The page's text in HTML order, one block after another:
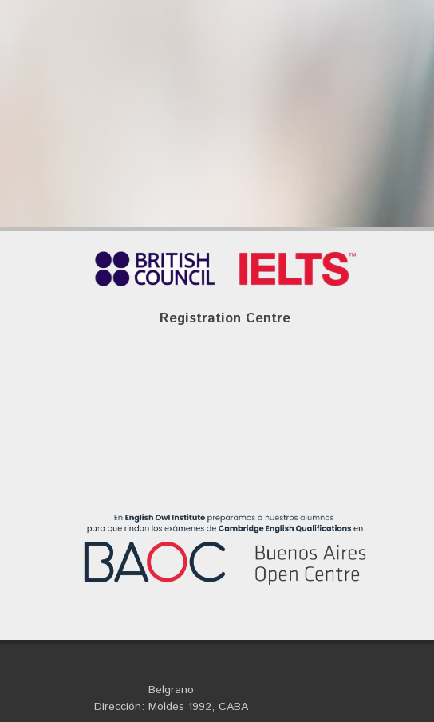
Registration Centre
Belgrano
Dirección: Moldes 1992, CABA